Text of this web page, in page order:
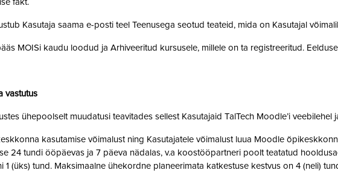
fakt.
Kasutaja saama e-posti teel Teenusega seotud teateid, mida on Kasutajal
MOISi kaudu loodud ja Arhiveeritud kursusele, millele on ta registreeritud.
vastutus
ühepoolselt muudatusi teavitades sellest Kasutajaid TalTech Moodle’i
kasutamise võimalust ning Kasutajatele võimalust luua Moodle
24 tundi ööpäevas ja 7 päeva nädalas, v.a koostööpartneri poolt teatatud
1 (üks) tund. Maksimaalne ühekordne planeerimata katkestuse kestvus on 4 (neli)